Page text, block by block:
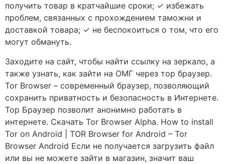
получить товар в кратчайшие сроки; ✓ избежать
проблем, связанных с прохождением таможни и
доставкой товара; ✓ не беспокоиться о том, что его
могут обмануть.
Заходите на сайт, чтобы найти ссылку на зеркало, а
также узнать, как зайти на ОМГ через тор браузер.
Tor Browser – современный браузер, позволяющий
сохранить приватность и безопасность в Интернете.
Тор Браузер позволит анонимно работать в
интернете. Скачать Tor Browser Alpha. How to install
Tor on Android | TOR Browser for Android – Tor
Browser Android Если не получается загрузить файл
или вы не можете зайти в магазин, значит ваш